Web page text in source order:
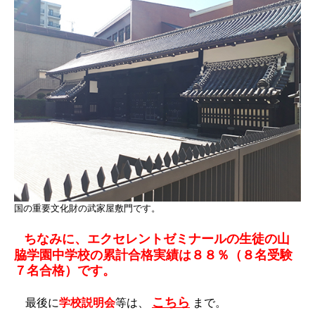
国の重要文化財の武家屋敷門です。
ちなみに、エクセレントゼミナールの生徒の山
脇学園中学校の累計合格実績は８８％（８名受験
７名合格）です。
最後に学校説明会等は、 こちら まで。